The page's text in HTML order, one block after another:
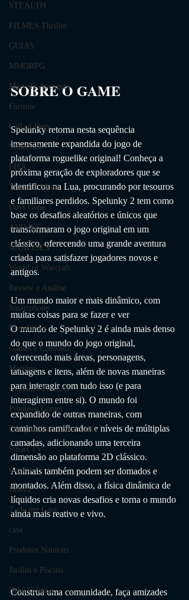
STEALTH
FILMES Thriller
GUIAS
MMORPG
Marvel's Avengers
Fortnite
Call of Duty
Minecraft
FIFA
Trials of Mana
Days Gone
ANIMES
ANÁLISES
World of Warcraft
Review e Análise
Smartphone
Eletrônicos
Games e Consoles
Monitor
Cuidados Pessoais
Produtos Gamer
Computador e Informática
Smart TV
Cursos
Beleza
Tudo em Casa
casa
Produtos Naturais
Jardim e Piscina
Bebê/Criança
SOBRE O GAME
Spelunky retorna nesta sequência
imensamente expandida do jogo de
plataforma roguelike original! Conheça a
próxima geração de exploradores que se
identificou na Lua, procurando por tesouros
e familiares perdidos. Spelunky 2 tem como
base os desafios aleatórios e únicos que
transformaram o jogo original em um
clássico, oferecendo uma grande aventura
criada para satisfazer jogadores novos e
antigos.
Um mundo maior e mais dinâmico, com
muitas coisas para se fazer e ver
O mundo de Spelunky 2 é ainda mais denso
do que o mundo do jogo original,
oferecendo mais áreas, personagens,
tatuagens e itens, além de novas maneiras
para interagir com tudo isso (e para
interagirem entre si). O mundo foi
expandido de outras maneiras, com
caminhos ramificados e níveis de múltiplas
camadas, adicionando uma terceira
dimensão ao plataforma 2D clássico.
Animais também podem ser domados e
montados. Além disso, a física dinâmica de
líquidos cria novas desafios e torna o mundo
ainda mais reativo e vivo.
Construa uma comunidade, faça amizades